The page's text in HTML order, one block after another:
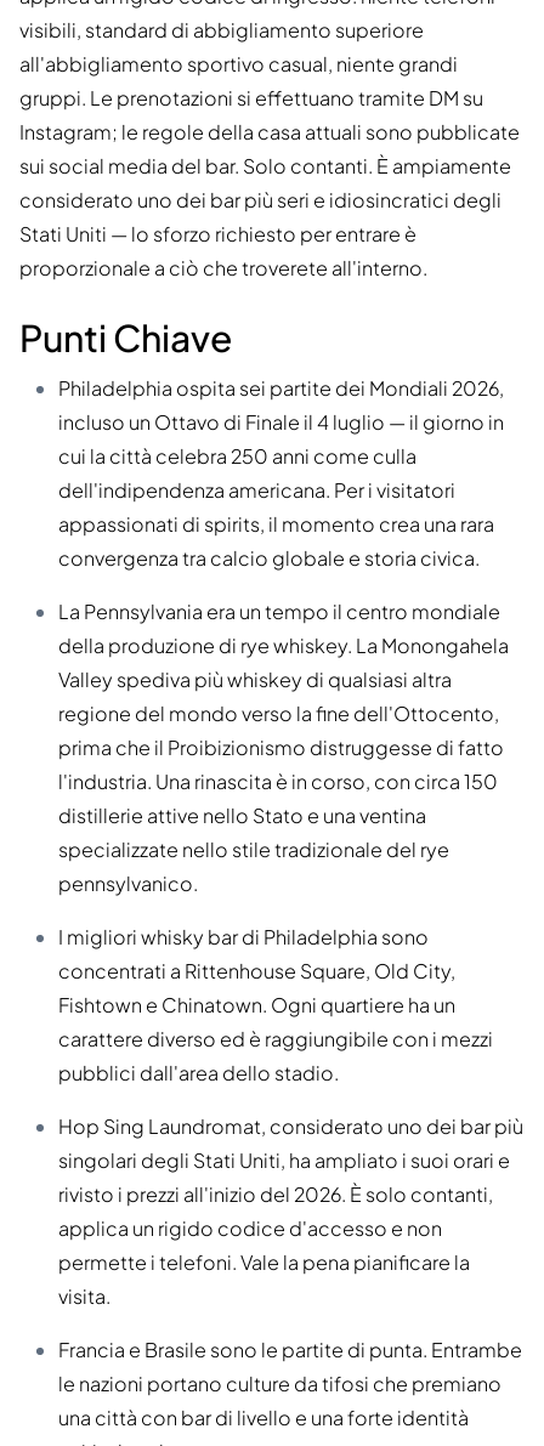
visibili, standard di abbigliamento superiore
all'abbigliamento sportivo casual, niente grandi
gruppi. Le prenotazioni si effettuano tramite DM su
Instagram; le regole della casa attuali sono pubblicate
sui social media del bar. Solo contanti. È ampiamente
considerato uno dei bar più seri e idiosincratici degli
Stati Uniti — lo sforzo richiesto per entrare è
proporzionale a ciò che troverete all'interno.
Punti Chiave
Philadelphia ospita sei partite dei Mondiali 2026,
incluso un Ottavo di Finale il 4 luglio — il giorno in
cui la città celebra 250 anni come culla
dell'indipendenza americana. Per i visitatori
appassionati di spirits, il momento crea una rara
convergenza tra calcio globale e storia civica.
La Pennsylvania era un tempo il centro mondiale
della produzione di rye whiskey. La Monongahela
Valley spediva più whiskey di qualsiasi altra
regione del mondo verso la fine dell'Ottocento,
prima che il Proibizionismo distruggesse di fatto
l'industria. Una rinascita è in corso, con circa 150
distillerie attive nello Stato e una ventina
specializzate nello stile tradizionale del rye
pennsylvanico.
I migliori whisky bar di Philadelphia sono
concentrati a Rittenhouse Square, Old City,
Fishtown e Chinatown. Ogni quartiere ha un
carattere diverso ed è raggiungibile con i mezzi
pubblici dall'area dello stadio.
Hop Sing Laundromat, considerato uno dei bar più
singolari degli Stati Uniti, ha ampliato i suoi orari e
rivisto i prezzi all'inizio del 2026. È solo contanti,
applica un rigido codice d'accesso e non
permette i telefoni. Vale la pena pianificare la
visita.
Francia e Brasile sono le partite di punta. Entrambe
le nazioni portano culture da tifosi che premiano
una città con bar di livello e una forte identità